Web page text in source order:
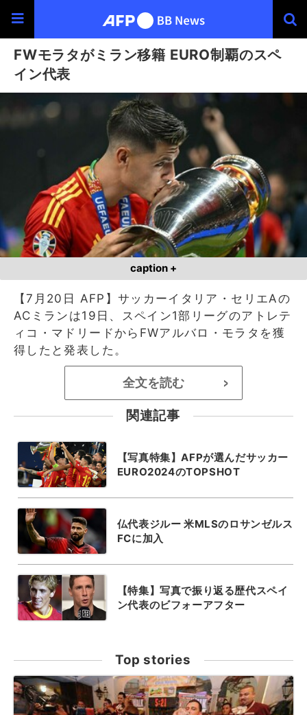
FWモラタがミラン移籍 EURO制覇のスペ
イン代表
caption +
【7月20日 AFP】サッカーイタリア・セリエAの
ACミランは19日、スペイン1部リーグのアトレテ
ィコ・マドリードからFWアルバロ・モラタを獲
得したと発表した。
全文を読む >
関連記事
【写真特集】AFPが選んだサッカー
EURO2024のTOPSHOT
仏代表ジルー 米MLSのロサンゼルス
FCに加入
【特集】写真で振り返る歴代スペイ
ン代表のビフォーアフター
Top stories